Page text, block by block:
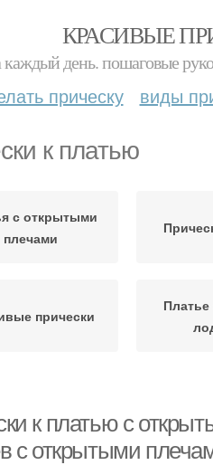
КРАСИВЫЕ
день. пошаговые
прическу виды
к платью
с открытыми
плечами
прически
к платью с
с открытыми